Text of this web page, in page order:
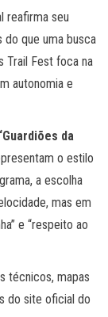
reafirma seu
que uma busca
Trail Fest foca na
autonomia e
da
o estilo
a escolha
mas em
e “respeito ao
técnicos, mapas
do site oficial do